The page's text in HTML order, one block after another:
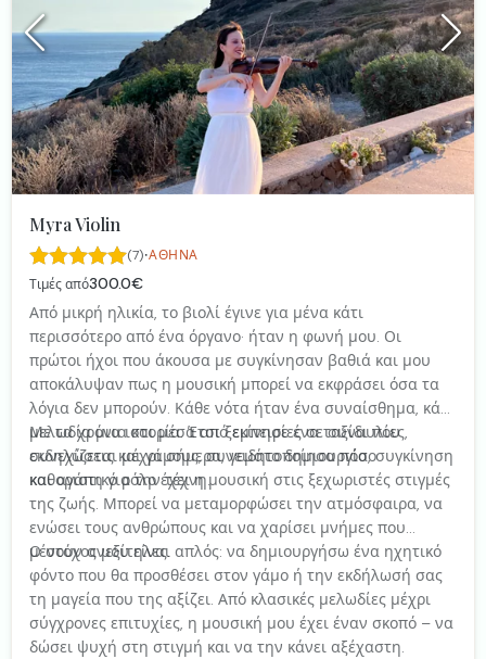
Myra Violin
(7)·ΑΘΉΝΑ
Τιμές από300.0€
Από μικρή ηλικία, το βιολί έγινε για μένα κάτι
περισσότερο από ένα όργανο· ήταν η φωνή μου. Οι
πρώτοι ήχοι που άκουσα με συγκίνησαν βαθιά και μου
αποκάλυψαν πως η μουσική μπορεί να εκφράσει όσα τα
λόγια δεν μπορούν. Κάθε νότα ήταν ένα συναίσθημα, κάθε
μελωδία μια ιστορία. Έτσι ξεκίνησε ένα ταξίδι που
συνεχίζεται μέχρι σήμερα, γεμάτο δημιουργία, συγκίνηση
και αγάπη για την τέχνη.
Με τα χρόνια και μέσα από εμπειρίες σε συναυλίες,
εκδηλώσεις και γάμους, συνειδητοποίησα πόσο
καθοριστικό ρόλο έχει η μουσική στις ξεχωριστές στιγμές
της ζωής. Μπορεί να μεταμορφώσει την ατμόσφαιρα, να
ενώσει τους ανθρώπους και να χαρίσει μνήμες που
μένουν ανεξίτηλες.
Ο στόχος μου είναι απλός: να δημιουργήσω ένα ηχητικό
φόντο που θα προσθέσει στον γάμο ή την εκδήλωσή σας
τη μαγεία που της αξίζει. Από κλασικές μελωδίες μέχρι
σύγχρονες επιτυχίες, η μουσική μου έχει έναν σκοπό – να
δώσει ψυχή στη στιγμή και να την κάνει αξέχαστη.